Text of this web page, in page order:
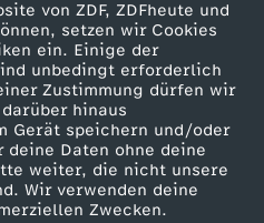
von ZDF, ZDFheute und
setzen wir Cookies
ein. Einige der
unbedingt erforderlich
Zustimmung dürfen wir
hinaus
Gerät speichern und/oder
Daten ohne deine
weiter, die nicht unsere
Wir verwenden deine
Zwecken.
Service
ZDFmitreden
Kontakt zum ZDF
Tickets